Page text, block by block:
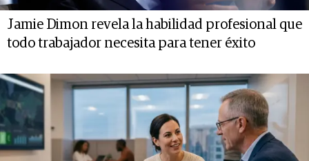
Jamie Dimon revela la habilidad profesional que
todo trabajador necesita para tener éxito